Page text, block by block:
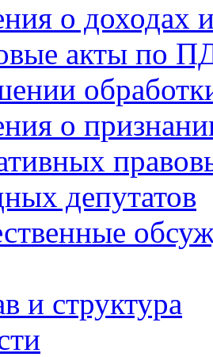
о доходах
акты по
о
депутатов
и структура